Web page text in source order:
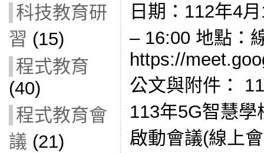
科技教育研
習 (15)
程式教育
(40)
程式教育會
議 (21)
日期：112年4
– 16:00 地點：
https://
公文與附件：
113年5G智慧
啟動會議(線上